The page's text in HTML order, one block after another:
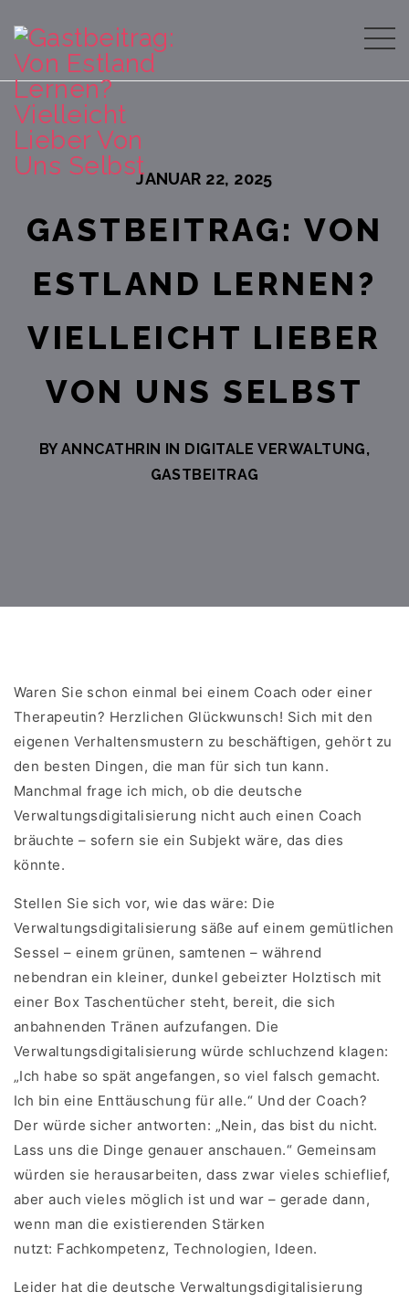
JANUAR 22, 2025
GASTBEITRAG: VON
ESTLAND LERNEN?
VIELLEICHT LIEBER
VON UNS SELBST
BY ANNCATHRIN IN DIGITALE VERWALTUNG,
GASTBEITRAG
Waren Sie schon einmal bei einem Coach oder einer
Therapeutin? Herzlichen Glückwunsch! Sich mit den
eigenen Verhaltensmustern zu beschäftigen, gehört zu
den besten Dingen, die man für sich tun kann.
Manchmal frage ich mich, ob die deutsche
Verwaltungsdigitalisierung nicht auch einen Coach
bräuchte – sofern sie ein Subjekt wäre, das dies
könnte.
Stellen Sie sich vor, wie das wäre: Die
Verwaltungsdigitalisierung säße auf einem gemütlichen
Sessel – einem grünen, samtenen – während
nebendran ein kleiner, dunkel gebeizter Holztisch mit
einer Box Taschentücher steht, bereit, die sich
anbahnenden Tränen aufzufangen. Die
Verwaltungsdigitalisierung würde schluchzend klagen:
„Ich habe so spät angefangen, so viel falsch gemacht.
Ich bin eine Enttäuschung für alle.“ Und der Coach?
Der würde sicher antworten: „Nein, das bist du nicht.
Lass uns die Dinge genauer anschauen.“ Gemeinsam
würden sie herausarbeiten, dass zwar vieles schieflief,
aber auch vieles möglich ist und war – gerade dann,
wenn man die existierenden Stärken
nutzt: Fachkompetenz, Technologien, Ideen.
Leider hat die deutsche Verwaltungsdigitalisierung